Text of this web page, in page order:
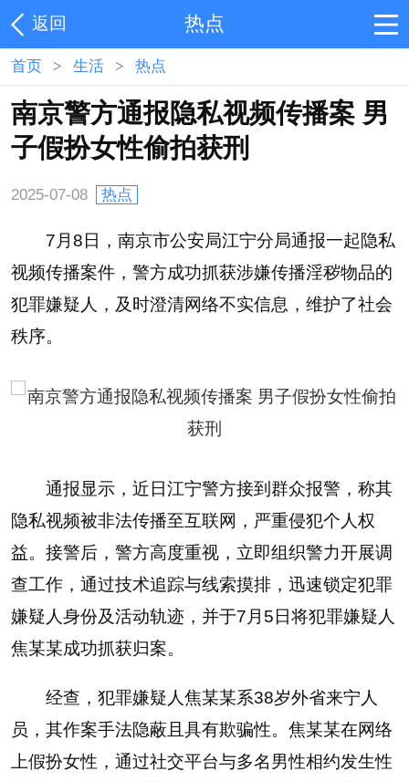
返回 热点
首页 > 生活 > 热点
南京警方通报隐私视频传播案 男
子假扮女性偷拍获刑
2025-07-08 热点
7月8日，南京市公安局江宁分局通报一起隐私
视频传播案件，警方成功抓获涉嫌传播淫秽物品的
犯罪嫌疑人，及时澄清网络不实信息，维护了社会
秩序。
通报显示，近日江宁警方接到群众报警，称其
隐私视频被非法传播至互联网，严重侵犯个人权
益。接警后，警方高度重视，立即组织警力开展调
查工作，通过技术追踪与线索摸排，迅速锁定犯罪
嫌疑人身份及活动轨迹，并于7月5日将犯罪嫌疑人
焦某某成功抓获归案。
经查，犯罪嫌疑人焦某某系38岁外省来宁人
员，其作案手法隐蔽且具有欺骗性。焦某某在网络
上假扮女性，通过社交平台与多名男性相约发生性